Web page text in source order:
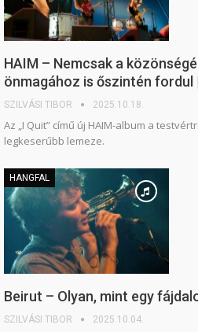
HAIM – Nemcsak a
önmagához is őszintén fordul
SZILVÁSI TIBOR 2025.10.18.
Az „I Quit” című új HAIM-album a
legkeserűbb lemeze.
HANGFAL
Beirut – Olyan, mint egy
SZILVÁSI TIBOR 2025.10.04.